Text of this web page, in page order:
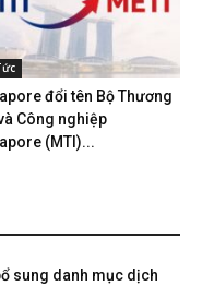
đổi tên Bộ Thương
Công nghiệp
(MTI)...
sung danh mục dịch